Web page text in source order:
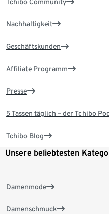
Tchibo Community
Nachhaltigkeit
Geschäftskunden
Affiliate Programm
Presse
5 Tassen täglich – der Tchibo
Tchibo Blog
Unsere beliebtesten
Damenmode
Damenschmuck